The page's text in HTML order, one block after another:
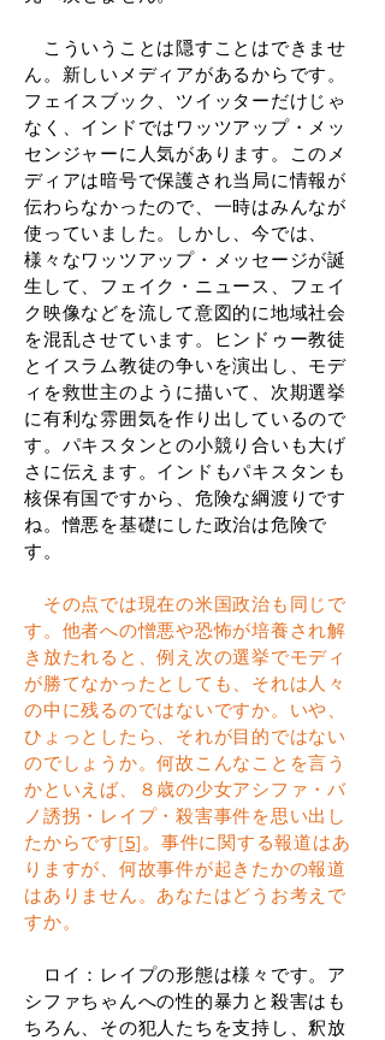
こういうことは隠すことはできませ
ん。新しいメディアがあるからです。
フェイスブック、ツイッターだけじゃ
なく、インドではワッツアップ・メッ
センジャーに人気があります。このメ
ディアは暗号で保護され当局に情報が
伝わらなかったので、一時はみんなが
使っていました。しかし、今では、
様々なワッツアップ・メッセージが誕
生して、フェイク・ニュース、フェイ
ク映像などを流して意図的に地域社会
を混乱させています。ヒンドゥー教徒
とイスラム教徒の争いを演出し、モデ
ィを救世主のように描いて、次期選挙
に有利な雰囲気を作り出しているので
す。パキスタンとの小競り合いも大げ
さに伝えます。インドもパキスタンも
核保有国ですから、危険な綱渡りです
ね。憎悪を基礎にした政治は危険で
す。
その点では現在の米国政治も同じで
す。他者への憎悪や恐怖が培養され解
き放たれると、例え次の選挙でモディ
が勝てなかったとしても、それは人々
の中に残るのではないですか。いや、
ひょっとしたら、それが目的ではない
のでしょうか。何故こんなことを言う
かといえば、８歳の少女アシファ・バ
ノ誘拐・レイプ・殺害事件を思い出し
たからです[5] 。事件に関する報道はあ
りますが、何故事件が起きたかの報道
はありません。あなたはどうお考えで
すか。
ロイ：レイプの形態は様々です。ア
シファちゃんへの性的暴力と殺害はも
ちろん、その犯人たちを支持し、釈放